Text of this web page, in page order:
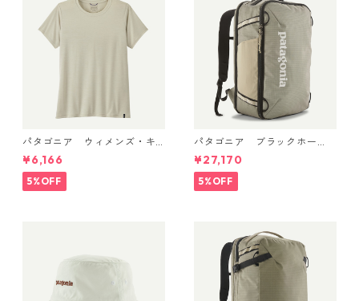
パタゴニア ウィメンズ・キ
ャプリーン・クール・デイリ
ー・シャツ Dyno White 4522
6
¥6,166
5%OFF
パタゴニア ブラックホー
ル・ミニ・MLC 30L Weather
ed Stone 49266 日本正規品
¥27,170
5%OFF